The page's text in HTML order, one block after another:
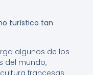
turístico tan
algunos de los
del mundo,
francesas.